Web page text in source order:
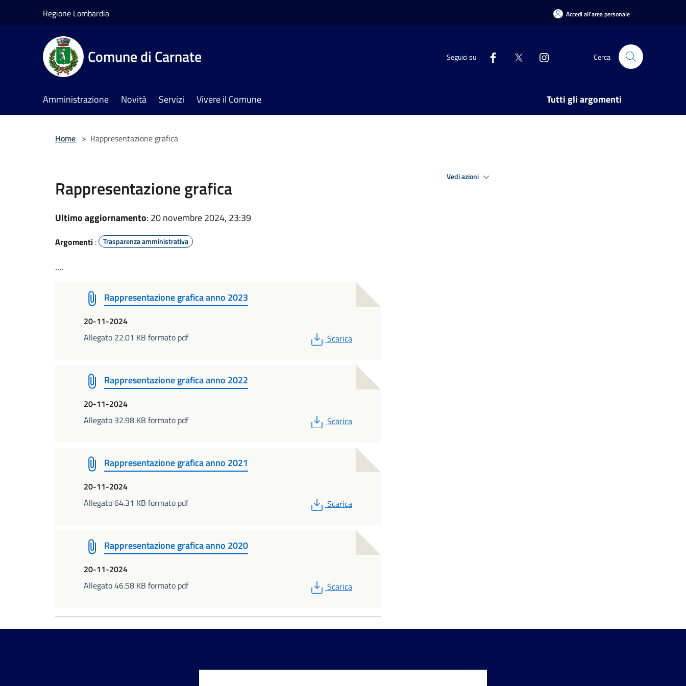
Regione Lombardia Accedi all'area personale
Comune di Carnate Seguici su Cerca
Amministrazione Novità Servizi Vivere il Comune Tutti gli argomenti
Home > Rappresentazione grafica
Rappresentazione grafica
Ultimo aggiornamento: 20 novembre 2024, 23:39
Argomenti : Trasparenza amministrativa
....
Rappresentazione grafica anno 2023
20-11-2024
Allegato 22.01 KB formato pdf
PDF
Scarica
Rappresentazione grafica anno 2022
20-11-2024
Allegato 32.98 KB formato pdf
PDF
Scarica
Rappresentazione grafica anno 2021
20-11-2024
Allegato 64.31 KB formato pdf
PDF
Scarica
Rappresentazione grafica anno 2020
20-11-2024
Allegato 46.58 KB formato pdf
PDF
Scarica
Vedi azioni